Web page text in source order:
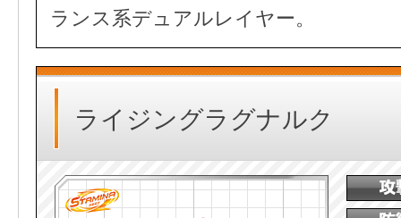
ランス系デュアルレイヤー。
ライジングラグナルク